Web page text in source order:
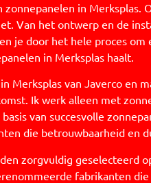
zonnepanelen in Merksplas.
Van het ontwerp en de
je door het hele proces
in Merksplas haalt.
Merksplas van Javerco en
Ik werk alleen met
van succesvolle
die betrouwbaarheid en
zorgvuldig geselecteerd
fabrikanten